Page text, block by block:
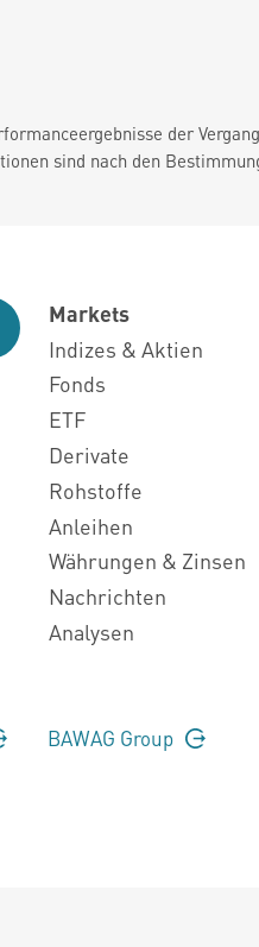
der
sind nach den
Markets
Indizes & Aktien
Fonds
ETF
Derivate
Rohstoffe
Anleihen
Währungen & Zinsen
Nachrichten
Analysen
BAWAG Group